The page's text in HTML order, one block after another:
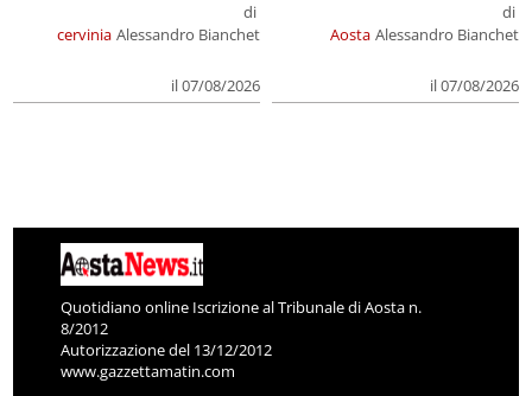
cervinia
di
Alessandro Bianchet
il 07/08/2026
Aosta
di
Alessandro Bianchet
il 07/08/2026
Quotidiano online Iscrizione al Tribunale di Aosta n.
8/2012
Autorizzazione del 13/12/2012
www.gazzettamatin.com